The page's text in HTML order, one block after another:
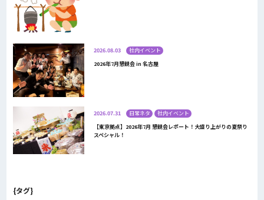
2026.08.03
社内イベント
2026年7月懇親会 in 名古屋
2026.07.31 日常ネタ
社内イベント
【東京拠点】2026年7月 懇親会レポート！大盛り上がりの夏祭り
スペシャル！
{タグ}